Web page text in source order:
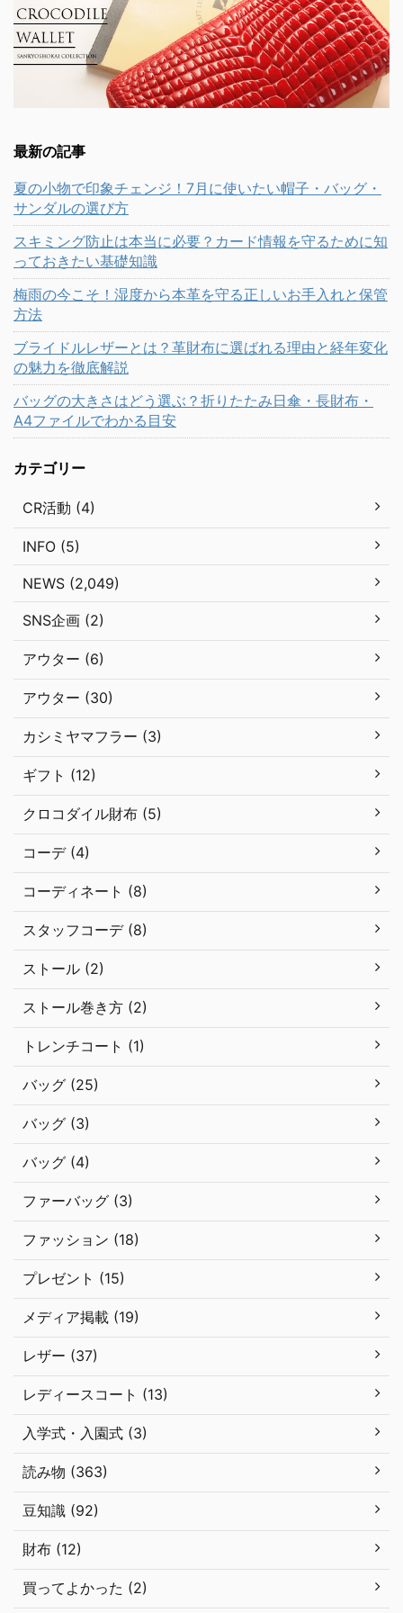
最新の記事
夏の小物で印象チェンジ！7月に使いたい帽子・バッグ・
サンダルの選び方
スキミング防止は本当に必要？カード情報を守るために知
っておきたい基礎知識
梅雨の今こそ！湿度から本革を守る正しいお手入れと保管
方法
ブライドルレザーとは？革財布に選ばれる理由と経年変化
の魅力を徹底解説
バッグの大きさはどう選ぶ？折りたたみ日傘・長財布・
A4ファイルでわかる目安
カテゴリー
CR活動 (4)
INFO (5)
NEWS (2,049)
SNS企画 (2)
アウター (6)
アウター (30)
カシミヤマフラー (3)
ギフト (12)
クロコダイル財布 (5)
コーデ (4)
コーディネート (8)
スタッフコーデ (8)
ストール (2)
ストール巻き方 (2)
トレンチコート (1)
バッグ (25)
バッグ (3)
バッグ (4)
ファーバッグ (3)
ファッション (18)
プレゼント (15)
メディア掲載 (19)
レザー (37)
レディースコート (13)
入学式・入園式 (3)
読み物 (363)
豆知識 (92)
財布 (12)
買ってよかった (2)